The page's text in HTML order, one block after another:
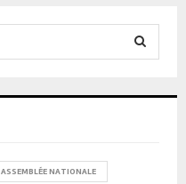
ASSEMBLÉE NATIONALE